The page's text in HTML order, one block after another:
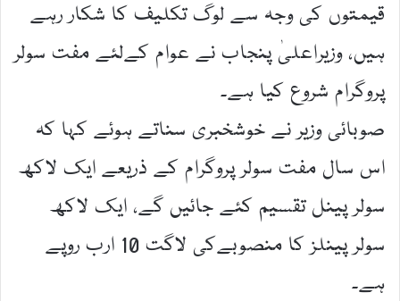
قیمتوں کی وجہ سے لوگ تکلیف کا شکار رہے
ہیں، وزیراعلیٰ پنجاب نے عوام کےلئے مفت سولر
پروگرام شروع کیا ہے۔
صوبائی وزیر نے خوشخبری سناتے ہوئے کہا کہ
اس سال مفت سولر پروگرام کے ذریعے ایک لاکھ
سولر پینل تقسیم کئے جائیں گے، ایک لاکھ
سولر پینلز کا منصوبےکی لاگت 10 ارب روپے
ہے۔